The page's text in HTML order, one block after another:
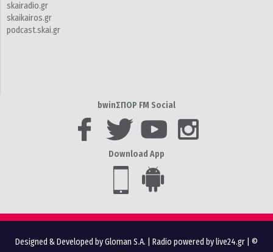
skairadio.gr
skaikairos.gr
podcast.skai.gr
bwinΣΠΟΡ FM Social
Download App
Designed & Developed by Gloman S.A. Radio powered by live24.gr | ©